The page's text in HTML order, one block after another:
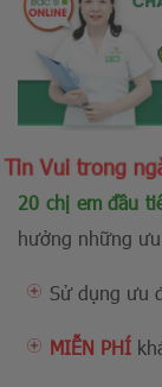
Tin Vui trong
20 chị em đầu
hưởng những
Sử dụng ưu
MIỄN PHÍ